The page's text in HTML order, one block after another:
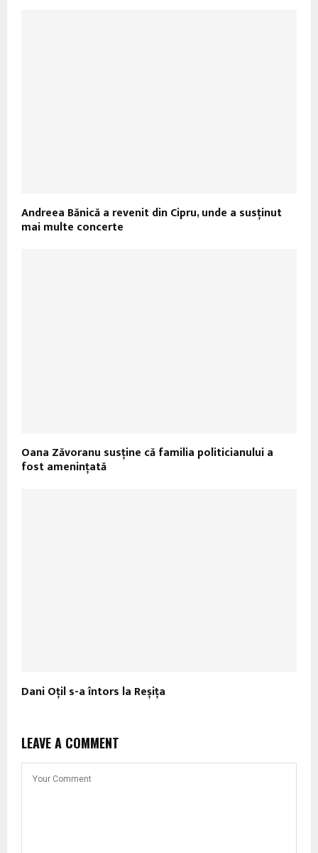
Andreea Bănică a revenit din Cipru, unde a susţinut
mai multe concerte
Oana Zăvoranu susţine că familia politicianului a
fost ameninţată
Dani Oțil s-a întors la Reșița
LEAVE A COMMENT